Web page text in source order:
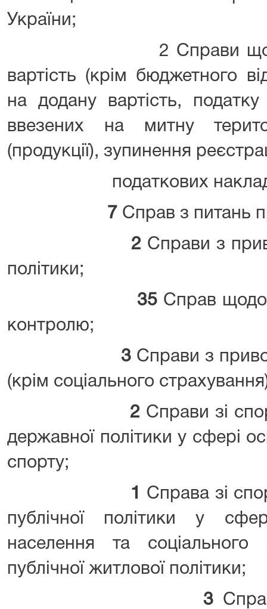
України;
2 Справи щодо
вартість (крім бюджетного
на додану вартість,
ввезених на митну
(продукції), зупинення
податкових
7 Справ з питань
2 Справи з
політики;
35Справ щодо
контролю;
3Справи з
(крім соціального
2 Справи зі
державної політики у сфері
спорту;
1
Справа зі
публічної політики у
населення та
публічної житлової політики;
3